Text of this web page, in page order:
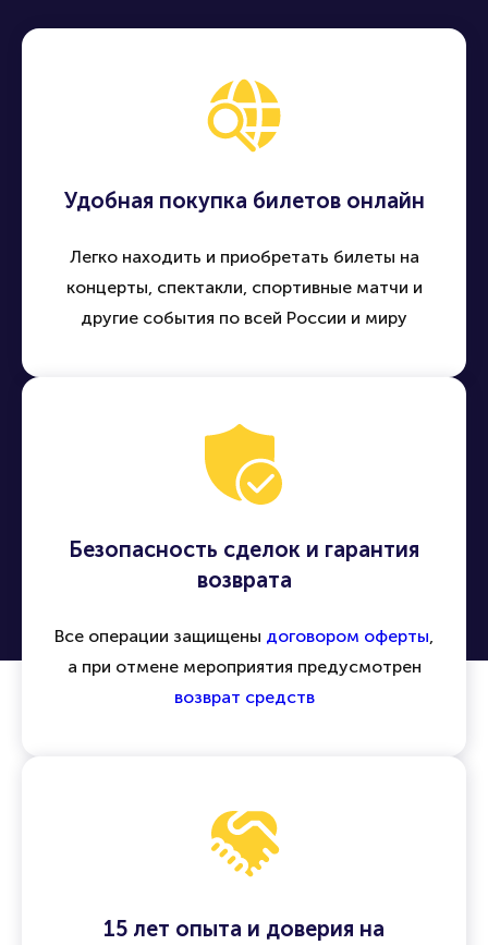
Удобная покупка билетов онлайн
Легко находить и приобретать билеты на
концерты, спектакли, спортивные матчи и
другие события по всей России и миру
Безопасность сделок и гарантия
возврата
Все операции защищены договором оферты,
а при отмене мероприятия предусмотрен
возврат средств
15 лет опыта и доверия на